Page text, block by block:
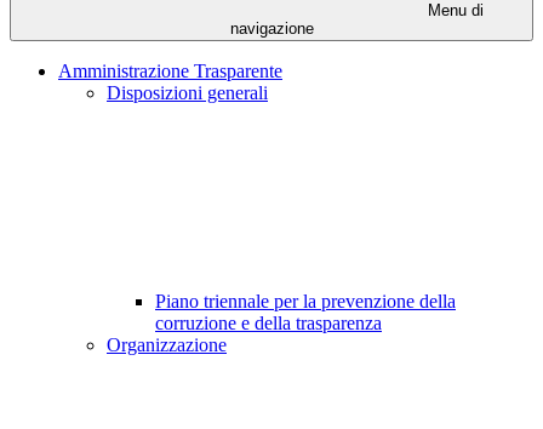
Menu di
navigazione
Amministrazione Trasparente
Disposizioni generali
Piano triennale per la prevenzione della
corruzione e della trasparenza
Organizzazione